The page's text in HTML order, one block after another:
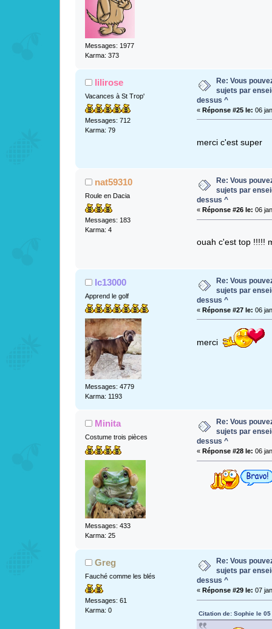
Messages: 1977
Karma: 373
lilirose
Vacances à St Trop'
Messages: 712
Karma: 79
Re: Vous
sujets par
dessus ^
« Réponse #25 le: 06
merci c'est super
nat59310
Roule en Dacia
Messages: 183
Karma: 4
Re: Vous
sujets par
dessus ^
« Réponse #26 le: 06
ouah c'est top !!!!!
lc13000
Apprend le golf
Messages: 4779
Karma: 1193
Re: Vous
sujets par
dessus ^
« Réponse #27 le: 06
merci
Minita
Costume trois pièces
Messages: 433
Karma: 25
Re: Vous
sujets par
dessus ^
« Réponse #28 le: 06
Greg
Fauché comme les blés
Messages: 61
Karma: 0
Re: Vous
sujets par
dessus ^
« Réponse #29 le: 07
Citation de: Sophie le